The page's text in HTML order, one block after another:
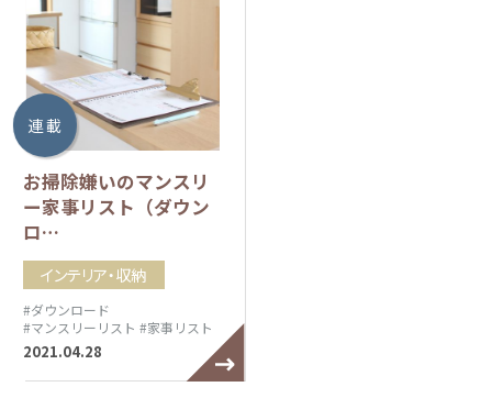
連 載
お掃除嫌いのマンスリ
ー家事リスト（ダウン
ロ…
インテリア・収納
#ダウンロード
#マンスリーリスト #家事リスト
2021.04.28